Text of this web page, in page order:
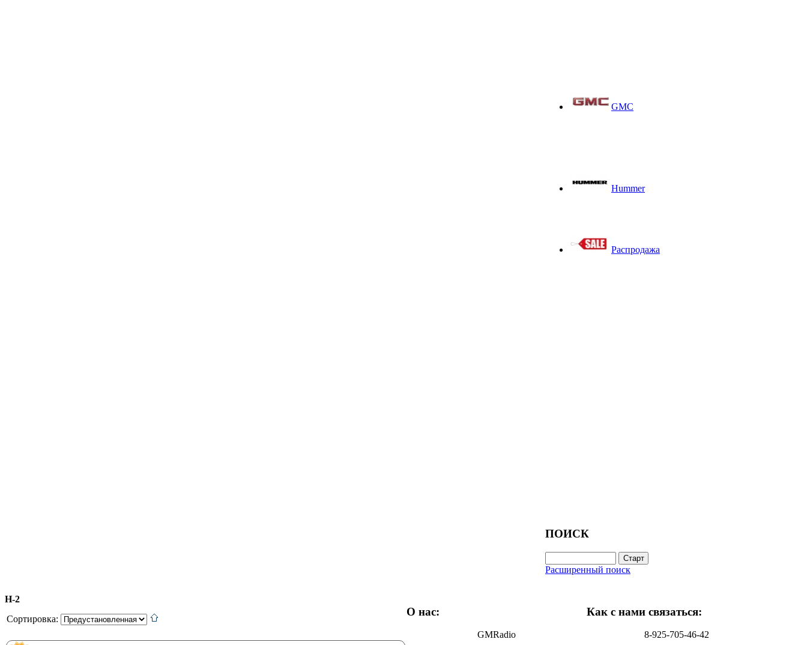
GMC
Hummer
Распродажа
ПОИСК
Расширенный поиск
H-2
Сортировка:
О нас:
GMRadio
Как с нами связаться:
8-925-705-46-42